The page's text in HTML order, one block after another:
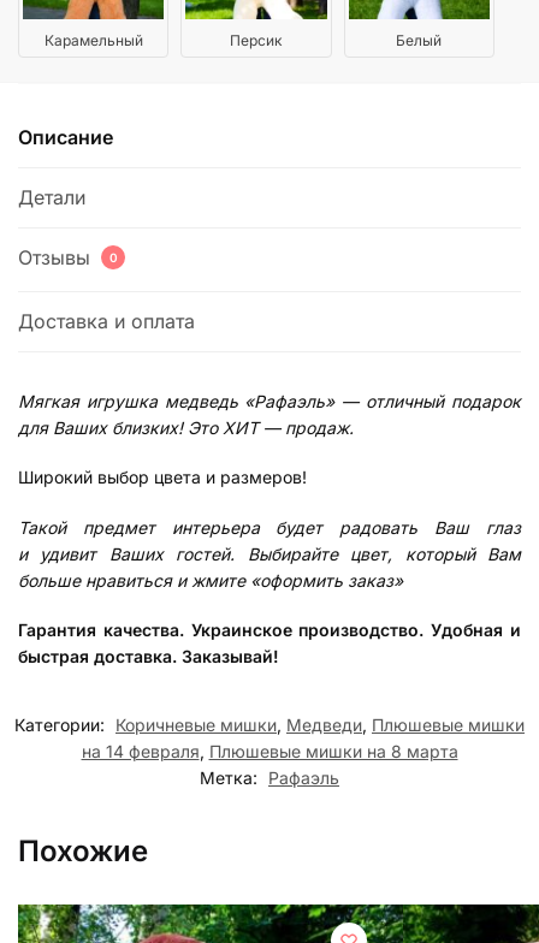
Карамельный Персик Белый
Описание
Детали
Отзывы 0
Доставка и оплата
Мягкая игрушка медведь «Рафаэль» — отличный подарок
для Ваших близких! Это ХИТ — продаж.
Широкий выбор цвета и размеров!
Такой предмет интерьера будет радовать Ваш глаз
и удивит Ваших гостей. Выбирайте цвет, который Вам
больше нравиться и жмите «оформить заказ»
Гарантия качества. Украинское производство. Удобная и
быстрая доставка. Заказывай!
Категории: Коричневые мишки, Медведи, Плюшевые мишки
на 14 февраля, Плюшевые мишки на 8 марта
Метка:
Рафаэль
Похожие